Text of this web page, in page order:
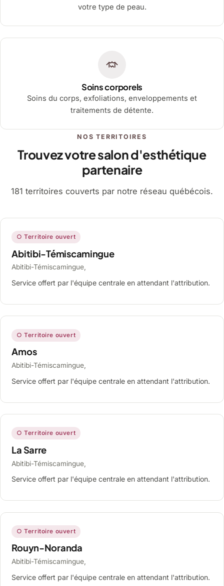
votre type de peau.
Soins corporels
Soins du corps, exfoliations, enveloppements et
traitements de détente.
NOS TERRITOIRES
Trouvez votre salon d'esthétique
partenaire
181 territoires couverts par notre réseau québécois.
○ Territoire ouvert
Abitibi-Témiscamingue
Abitibi-Témiscamingue,
Service offert par l'équipe centrale en attendant l'attribution.
○ Territoire ouvert
Amos
Abitibi-Témiscamingue,
Service offert par l'équipe centrale en attendant l'attribution.
○ Territoire ouvert
La Sarre
Abitibi-Témiscamingue,
Service offert par l'équipe centrale en attendant l'attribution.
○ Territoire ouvert
Rouyn-Noranda
Abitibi-Témiscamingue,
Service offert par l'équipe centrale en attendant l'attribution.